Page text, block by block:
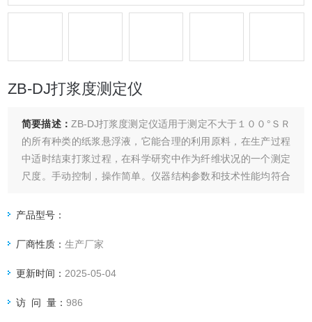
ZB-DJ打浆度测定仪
简要描述： ZB-DJ打浆度测定仪适用于测定不大于１００°ＳＲ
的所有种类的纸浆悬浮液，它能合理的利用原料，在生产过程
中适时结束打浆过程，在科学研究中作为纤维状况的一个测定
尺度。手动控制，操作简单。仪器结构参数和技术性能均符合
３２－１９８２《浆料打浆度的测定法（肖伯尔－瑞格勒
产品型号：
厂商性质：生产厂家
更新时间： 2025-05-04
访 问 量：986